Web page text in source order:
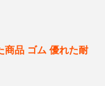
商品 ゴム 優れた耐